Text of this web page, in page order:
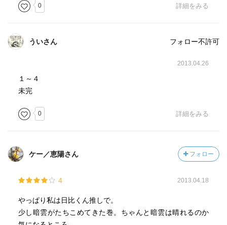
0 詳細をみる
ういさん フォロー不許可
2013.04.26
１～４
未完
0 詳細をみる
ケー／恵陽さん フォロー
4 2013.04.18
やっぱり私は日比くん推しで。
少し暗雲がたちこめてきた巻。ちゃんと暗雲は晴れるのか